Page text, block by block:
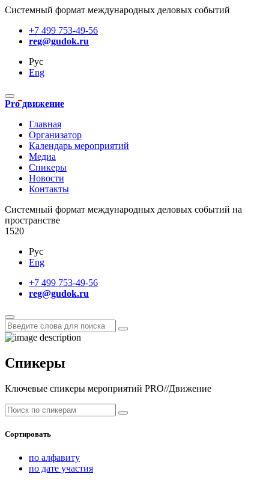
Системный формат международных деловых событий
+7 499 753-49-56
reg@gudok.ru
Рус
Eng
Pro движение
Главная
Организатор
Календарь мероприятий
Медиа
Спикеры
Новости
Контакты
Cистемный формат международных деловых событий на
пространстве
1520
Рус
Eng
+7 499 753-49-56
reg@gudok.ru
Спикеры
Ключевые спикеры мероприятий PRO//Движение
Сортировать
по алфавиту
по дате участия